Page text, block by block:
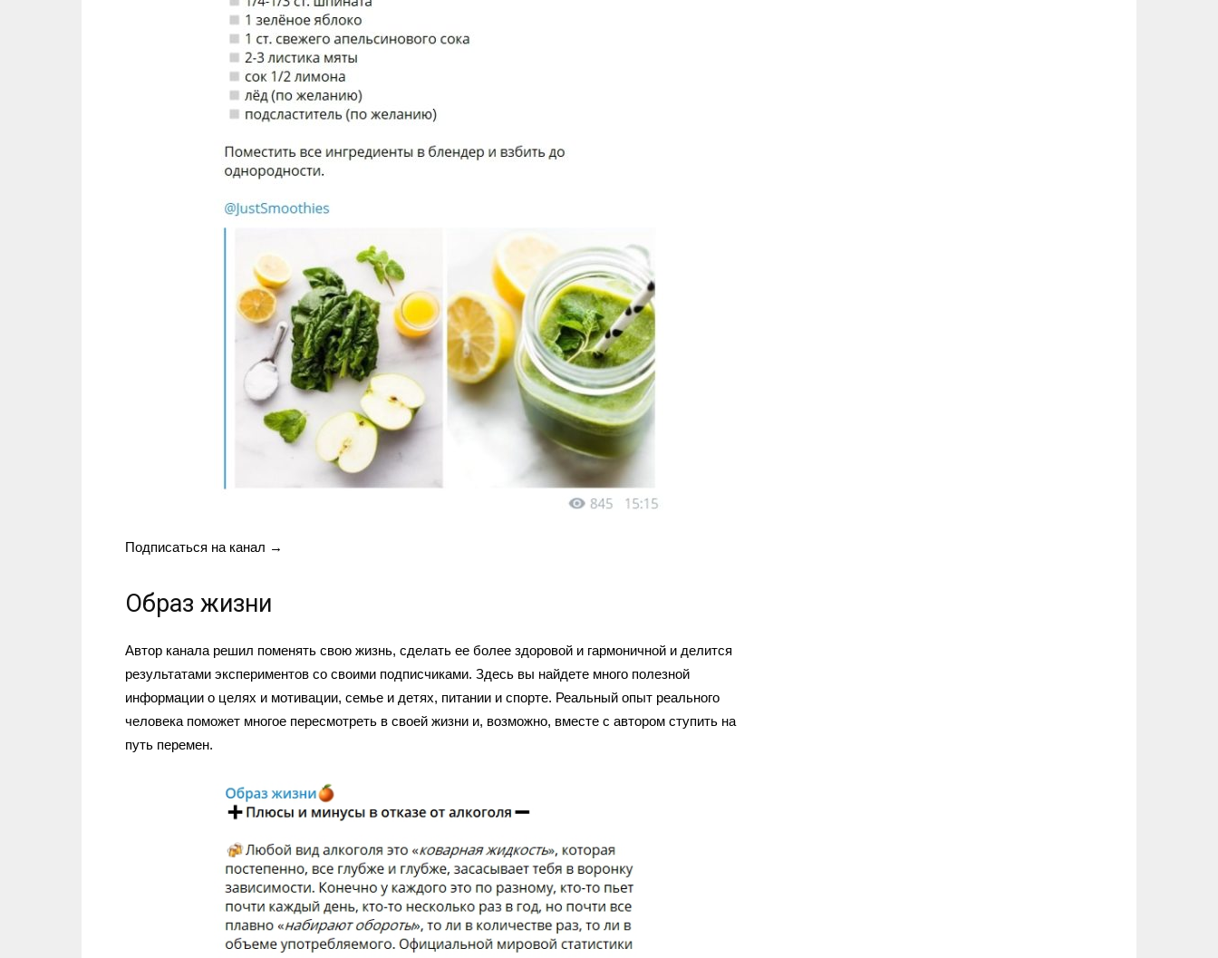
Подписаться на канал →
Образ жизни
Автор канала решил поменять свою жизнь, сделать ее более здоровой и гармоничной и делится
результатами экспериментов со своими подписчиками. Здесь вы найдете много полезной
информации о целях и мотивации, семье и детях, питании и спорте. Реальный опыт реального
человека поможет многое пересмотреть в своей жизни и, возможно, вместе с автором ступить на
путь перемен.